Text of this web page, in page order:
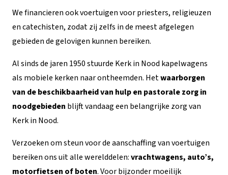
We financieren ook voertuigen voor priesters, religieuzen
en catechisten, zodat zij zelfs in de meest afgelegen
gebieden de gelovigen kunnen bereiken.
Al sinds de jaren 1950 stuurde Kerk in Nood kapelwagens
als mobiele kerken naar ontheemden. Hetwaarborgen
van de beschikbaarheid van hulp en pastorale zorg in
noodgebieden blijft vandaag een belangrijke zorg van
Kerk in Nood.
Verzoeken om steun voor de aanschaffing van voertuigen
bereiken ons uit alle werelddelen:vrachtwagens, auto’s,
motorfietsen of boten. Voor bijzonder moeilijk